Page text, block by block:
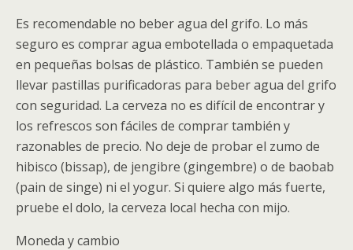
Es recomendable no beber agua del grifo. Lo más
seguro es comprar agua embotellada o empaquetada
en pequeñas bolsas de plástico. También se pueden
llevar pastillas purificadoras para beber agua del grifo
con seguridad. La cerveza no es difícil de encontrar y
los refrescos son fáciles de comprar también y
razonables de precio. No deje de probar el zumo de
hibisco (bissap), de jengibre (gingembre) o de baobab
(pain de singe) ni el yogur. Si quiere algo más fuerte,
pruebe el dolo, la cerveza local hecha con mijo.
Moneda y cambio